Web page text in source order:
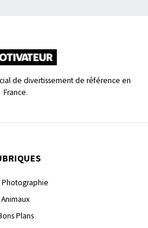
de divertissement de référence en
France.
Photographie
Animaux
Plans